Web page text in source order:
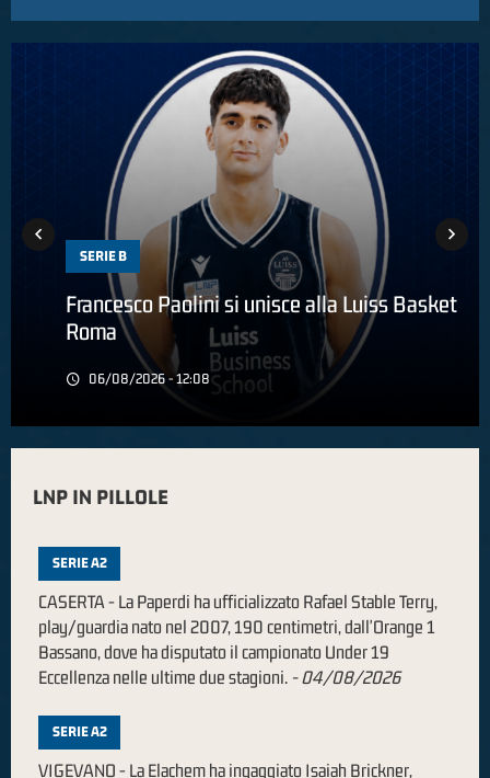
SERIE B
Francesco Paolini si unisce alla Luiss Basket
Roma
06/08/2026 - 12:08
LNP IN PILLOLE
SERIE A2
CASERTA - La Paperdi ha ufficializzato Rafael Stable Terry,
play/guardia nato nel 2007, 190 centimetri, dall'Orange 1
Bassano, dove ha disputato il campionato Under 19
Eccellenza nelle ultime due stagioni. -04/08/2026
SERIE A2
VIGEVANO - La Elachem ha ingaggiato Isaiah Brickner,